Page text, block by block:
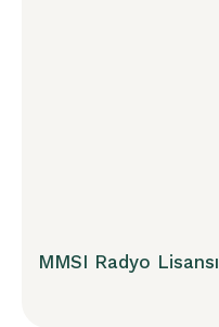
MMSI Radyo Lisansı